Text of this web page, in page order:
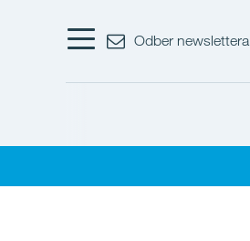
Odber newslettera